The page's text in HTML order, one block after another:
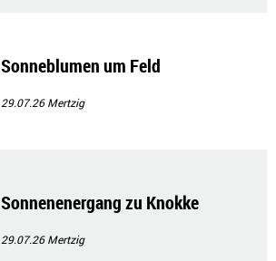
Sonneblumen um Feld
29.07.26Mertzig
Sonnenenergang zu Knokke
29.07.26Mertzig